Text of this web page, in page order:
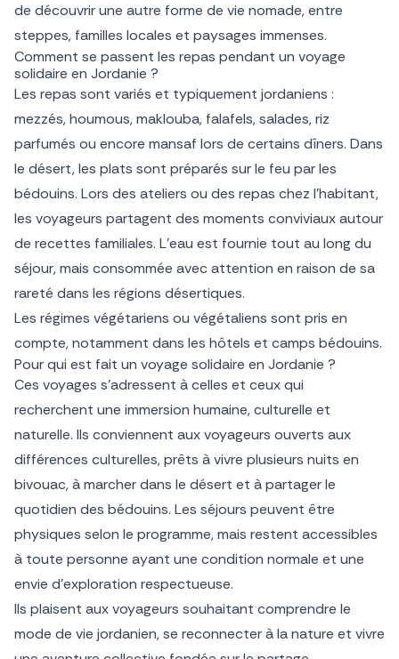
de découvrir une autre forme de vie nomade, entre
steppes, familles locales et paysages immenses.
Comment se passent les repas pendant un voyage
solidaire en Jordanie ?
Les repas sont variés et typiquement jordaniens :
mezzés, houmous, maklouba, falafels, salades, riz
parfumés ou encore mansaf lors de certains dîners. Dans
le désert, les plats sont préparés sur le feu par les
bédouins. Lors des ateliers ou des repas chez l’habitant,
les voyageurs partagent des moments conviviaux autour
de recettes familiales. L’eau est fournie tout au long du
séjour, mais consommée avec attention en raison de sa
rareté dans les régions désertiques.
Les régimes végétariens ou végétaliens sont pris en
compte, notamment dans les hôtels et camps bédouins.
Pour qui est fait un voyage solidaire en Jordanie ?
Ces voyages s’adressent à celles et ceux qui
recherchent une immersion humaine, culturelle et
naturelle. Ils conviennent aux voyageurs ouverts aux
différences culturelles, prêts à vivre plusieurs nuits en
bivouac, à marcher dans le désert et à partager le
quotidien des bédouins. Les séjours peuvent être
physiques selon le programme, mais restent accessibles
à toute personne ayant une condition normale et une
envie d’exploration respectueuse.
Ils plaisent aux voyageurs souhaitant comprendre le
mode de vie jordanien, se reconnecter à la nature et vivre